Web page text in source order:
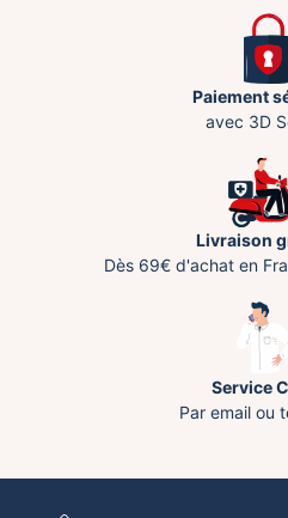
Paiement
avec 3D
Livraison
Dès 69€ d'achat en
Service
Par email ou